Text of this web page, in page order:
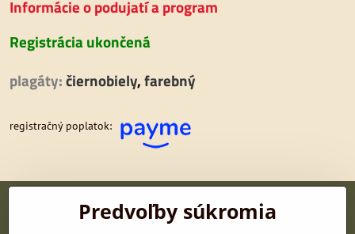
Informácie o podujatí a program
Registrácia ukončená
plagáty:čiernobiely,farebný
registračný poplatok:
adresa a registrácia prevádzkovateľa:
Predvoľby súkromia